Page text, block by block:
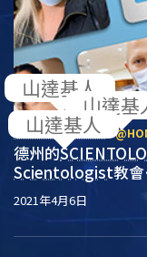
SCIENTOLOGIST S
德州的
Scientologist教
2021年4月6日
山達基人
山達基
山達基人